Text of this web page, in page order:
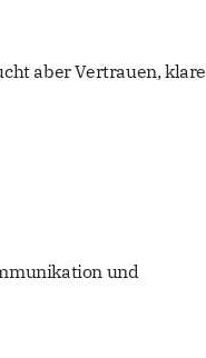
aber Vertrauen, klare
und